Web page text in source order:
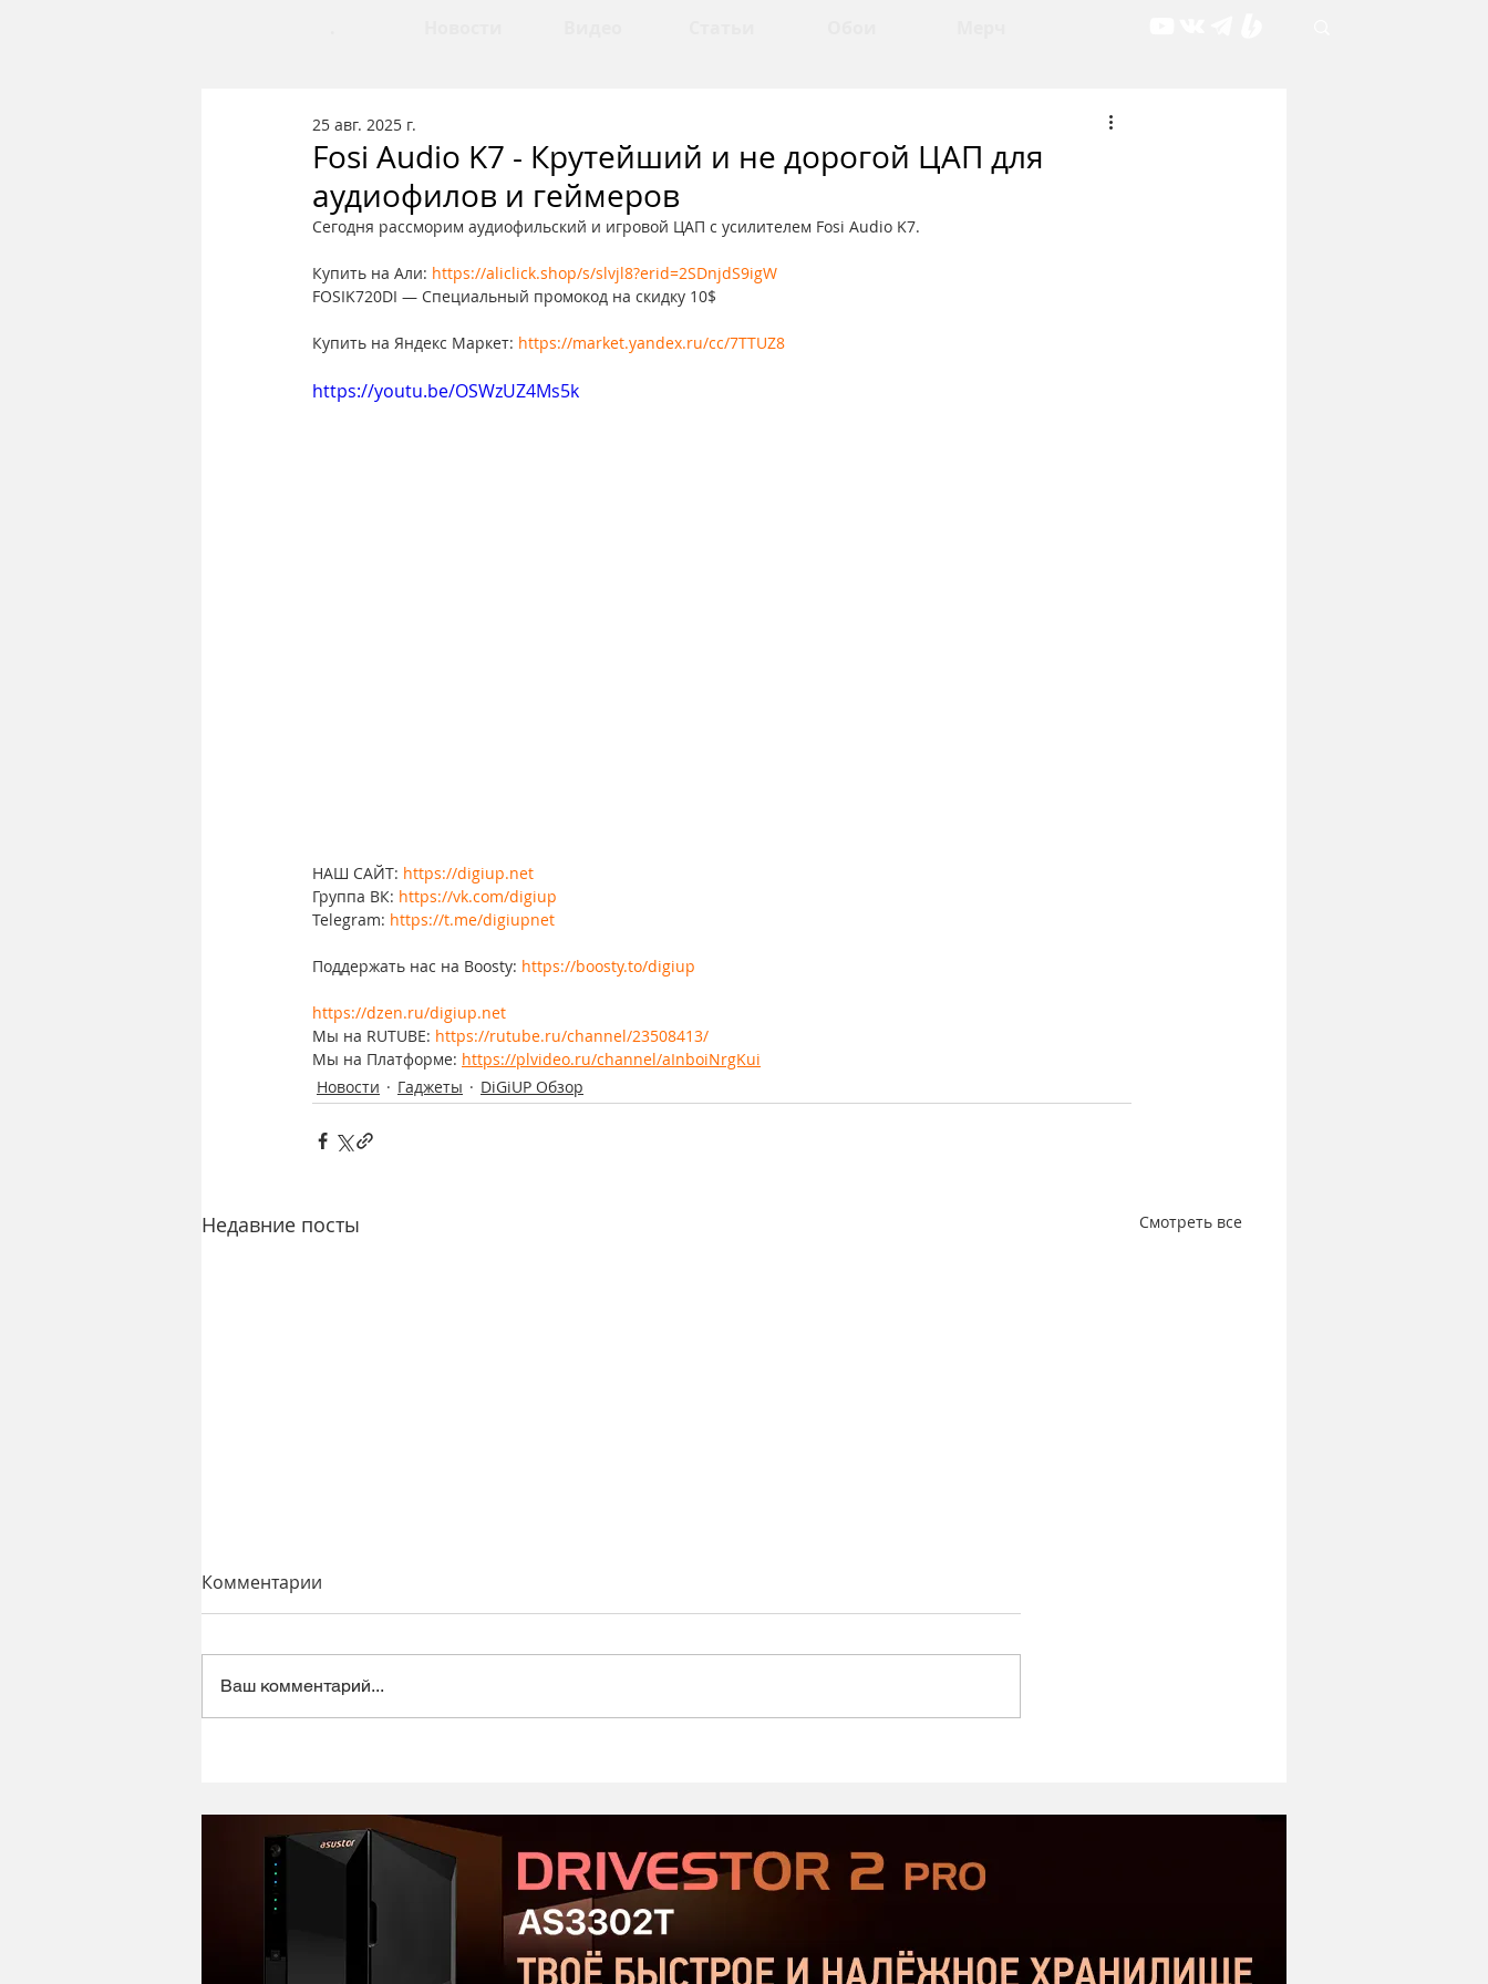
Fosi Audio K7 - Крутейший и не дорогой ЦАП для
аудиофилов и геймеров
25 авг. 2025 г.
Сегодня рассморим аудиофильский и игровой ЦАП с усилителем Fosi Audio K7.
Купить на Али: https://aliclick.shop/s/slvjl8?erid=2SDnjdS9igW
FOSIK720DI — Специальный промокод на скидку 10$
Купить на Яндекс Маркет: https://market.yandex.ru/cc/7TTUZ8
https://youtu.be/OSWzUZ4Ms5k
НАШ САЙТ: https://digiup.net
Группа ВК: https://vk.com/digiup
Telegram: https://t.me/digiupnet
Поддержать нас на Boosty: https://boosty.to/digiup
https://dzen.ru/digiup.net
Мы на RUTUBE: https://rutube.ru/channel/23508413/
Мы на Платформе: https://plvideo.ru/channel/aInboiNrgKui
Новости
Гаджеты DiGiUP Обзор
Недавние посты Смотреть все
микрофон в ретро корпусе
Serious Sam: Shatterverse в
бюджетном сегменте |
и Takstar SM-10
Комментарии
Ваш комментарий...